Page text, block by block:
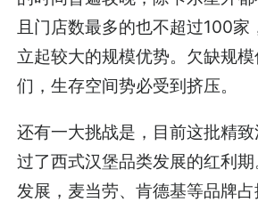
且门店数最多的也不超过100家
立起较大的规模优势。欠缺规
们，生存空间势必受到挤压。
还有一大挑战是，目前这批精
过了西式汉堡品类发展的红利
发展，麦当劳、肯德基等品牌